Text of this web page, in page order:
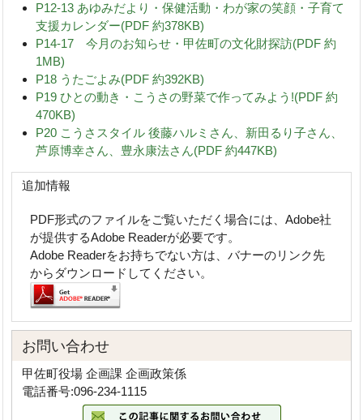
P12-13 あゆみだより・保健活動・わが家の笑顔・子育て
支援カレンダー(PDF 約378KB)
P14-17 今月のお知らせ・甲佐町の文化財探訪(PDF 約
1MB)
P18 うたごよみ(PDF 約392KB)
P19 ひとの動き・こうさの野菜で作ってみよう!(PDF 約
470KB)
P20 こうさスタイル 後藤ハルミさん、新田るり子さん、
芦原博幸さん、豊永康法さん(PDF 約447KB)
追加情報
PDF形式のファイルをご覧いただく場合には、Adobe社
が提供するAdobe Readerが必要です。
Adobe Readerをお持ちでない方は、バナーのリンク先
からダウンロードしてください。
お問い合わせ
甲佐町役場 企画課 企画政策係
電話番号:096-234-1115